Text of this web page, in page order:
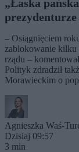
„Łaska
– Osiągnięciem
zablokowanie kilku
rządu –
Polityk zdradził
Morawieckim o
Agnieszka Waś-
Dzisiaj 09:57
3 min